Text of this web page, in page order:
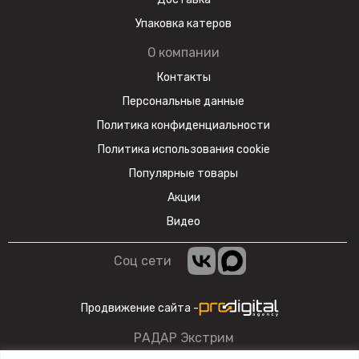
которая позволяет кататься в тёмное
GR8 F300A (4T CB300) Enduro Lite
сочетает в себе отличные технические
характеристики, комфорт и надёжность,
свободу на любой трассе.
Упаковка катеров
О компании
Контакты
Персональные данные
Политика конфиденциальности
Политика использования cookie
Популярные товары
Акции
Видео
Соц сети
Продвижение сайта -
РАДАР Экстрим